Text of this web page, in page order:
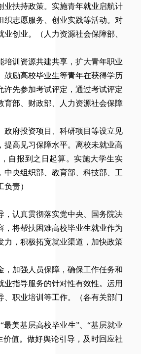
业扶持政策。实施青年就业启航计
织志愿服务、创业实践等活动。对
创业。
（人力资源社会保障部、
训资源共建共享，扩大青年职业
鼓励高校毕业生等青年在获得学历
先参加考试评定，通过考试评定
育部、财政部、人力资源社会保障
政府投资项目、科研项目等设立见
提高见习保障水平。离校未就业高
自报到之日起算。实施大学生实
中央组织部、教育部、科技部、工
责）
，认真贯彻落实党中央、国务院决
将帮扶困难高校毕业生就业作为
力，积极拓宽就业渠道，加快政策
加强人员保障，确保工作任务和
指导服务的针对性有效性。运用
职业培训等工作。
（各有关部门
美基层高校毕业生”、“基层就业
值。做好舆论引导，及时回应社